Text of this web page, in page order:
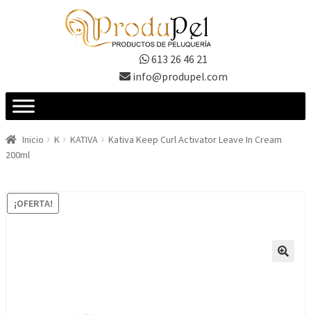
613 26 46 21
info@produpel.com
Inicio K KATIVA
Kativa Keep Curl Activator Leave In Cream
200ml
¡OFERTA!